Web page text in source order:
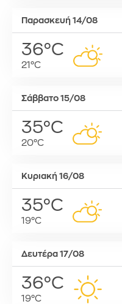
Παρασκευή 14/08
36°C
21°C
Σάββατο 15/08
35°C
20°C
Κυριακή 16/08
35°C
19°C
Δευτέρα 17/08
36°C
19°C